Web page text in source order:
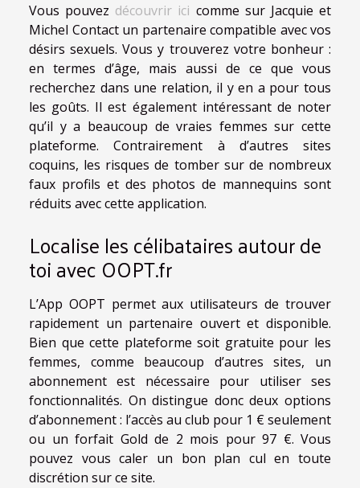
Vous pouvez découvrir ici comme sur Jacquie et
Michel Contact un partenaire compatible avec vos
désirs sexuels. Vous y trouverez votre bonheur :
en termes d’âge, mais aussi de ce que vous
recherchez dans une relation, il y en a pour tous
les goûts. Il est également intéressant de noter
qu’il y a beaucoup de vraies femmes sur cette
plateforme. Contrairement à d’autres sites
coquins, les risques de tomber sur de nombreux
faux profils et des photos de mannequins sont
réduits avec cette application.
Localise les célibataires autour de
toi avec OOPT.fr
L’App OOPT permet aux utilisateurs de trouver
rapidement un partenaire ouvert et disponible.
Bien que cette plateforme soit gratuite pour les
femmes, comme beaucoup d’autres sites, un
abonnement est nécessaire pour utiliser ses
fonctionnalités. On distingue donc deux options
d’abonnement : l’accès au club pour 1 € seulement
ou un forfait Gold de 2 mois pour 97 €. Vous
pouvez vous caler un bon plan cul en toute
discrétion sur ce site.